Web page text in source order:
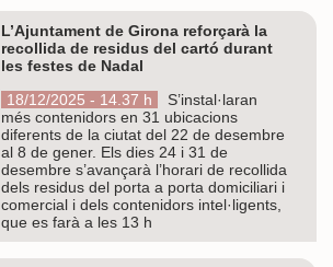
L’Ajuntament de Girona reforçarà la
recollida de residus del cartó durant
les festes de Nadal
18/12/2025 - 14.37 h
S’instal·laran
més contenidors en 31 ubicacions
diferents de la ciutat del 22 de desembre
al 8 de gener. Els dies 24 i 31 de
desembre s’avançarà l’horari de recollida
dels residus del porta a porta domiciliari i
comercial i dels contenidors intel·ligents,
que es farà a les 13 h